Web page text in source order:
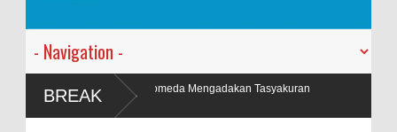
BREAK
Andromeda Mengadakan Tasyakuran